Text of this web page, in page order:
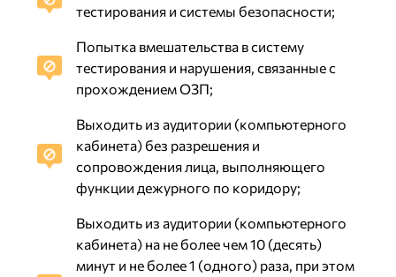
тестирования и системы безопасности;
Попытка вмешательства в систему
тестирования и нарушения, связанные с
прохождением ОЗП;
Выходить из аудитории (компьютерного
кабинета) без разрешения и
сопровождения лица, выполняющего
функции дежурного по коридору;
Выходить из аудитории (компьютерного
кабинета) на не более чем 10 (десять)
минут и не более 1 (одного) раза, при этом